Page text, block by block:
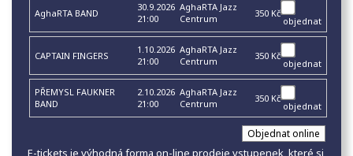
AghaRTA BAND
30.9.2026
21:00
AghaRTA Jazz
Centrum
350 Kč
objednat
CAPTAIN FINGERS
1.10.2026
21:00
AghaRTA Jazz
Centrum
350 Kč
objednat
PŘEMYSL FAUKNER
BAND
2.10.2026
21:00
AghaRTA Jazz
Centrum
350 Kč
objednat
E-tickets je výhodná forma on-line prodeje vstupenek, které si